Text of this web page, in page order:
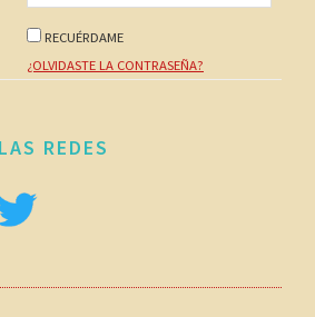
RECUÉRDAME
¿OLVIDASTE LA CONTRASEÑA?
REDES